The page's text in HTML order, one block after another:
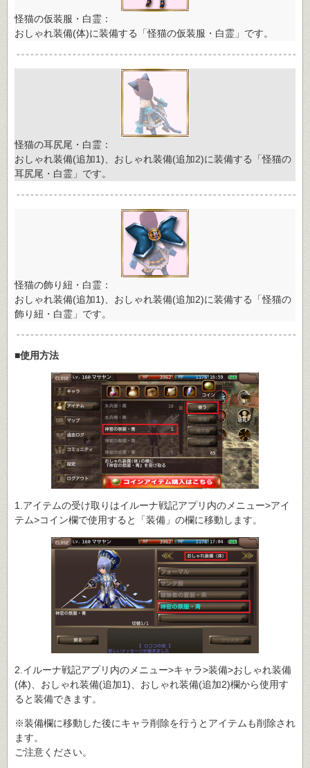
怪猫の仮装服・白霊：
おしゃれ装備(体)に装備する「怪猫の仮装服・白霊」です。
怪猫の耳尻尾・白霊：
おしゃれ装備(追加1)、おしゃれ装備(追加2)に装備する「怪猫の
耳尻尾・白霊」です。
怪猫の飾り紐・白霊：
おしゃれ装備(追加1)、おしゃれ装備(追加2)に装備する「怪猫の
飾り紐・白霊」です。
■使用方法
1.アイテムの受け取りはイルーナ戦記アプリ内のメニュー>アイ
テム>コイン欄で使用すると「装備」の欄に移動します。
2.イルーナ戦記アプリ内のメニュー>キャラ>装備>おしゃれ装備
(体)、おしゃれ装備(追加1)、おしゃれ装備(追加2)欄から使用す
ると装備できます。
※装備欄に移動した後にキャラ削除を行うとアイテムも削除され
ます。
ご注意ください。